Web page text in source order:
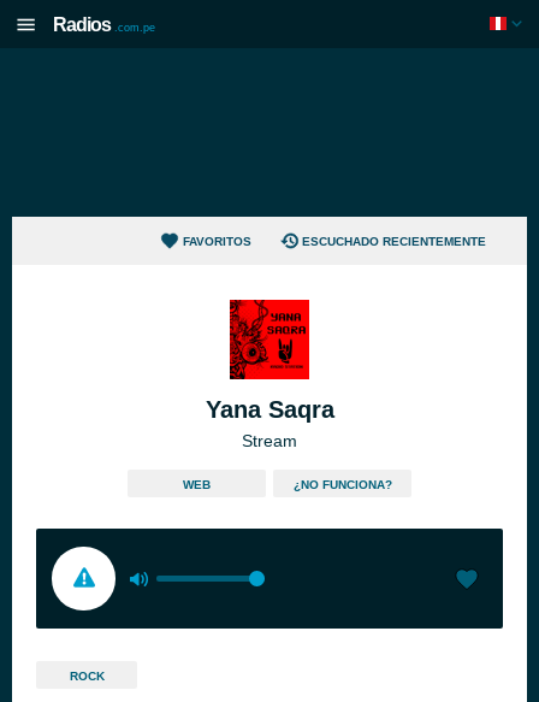
Radios .com.pe
FAVORITOS ESCUCHADO RECIENTEMENTE
Yana Saqra
Stream
WEB ¿NO FUNCIONA?
ROCK